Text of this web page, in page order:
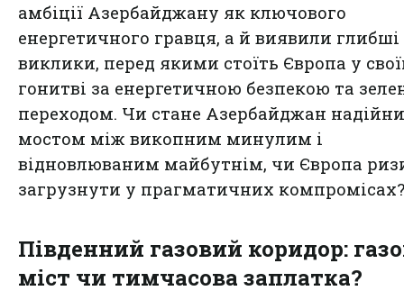
амбіції Азербайджану як ключового
енергетичного гравця, а й виявили глибші
виклики, перед якими стоїть Європа у
гонитві за енергетичною безпекою та
переходом. Чи стане Азербайджан
мостом між викопним минулим і
відновлюваним майбутнім, чи Європа
загрузнути у прагматичних компромісах?
Південний газовий коридор:
міст чи тимчасова заплатка?